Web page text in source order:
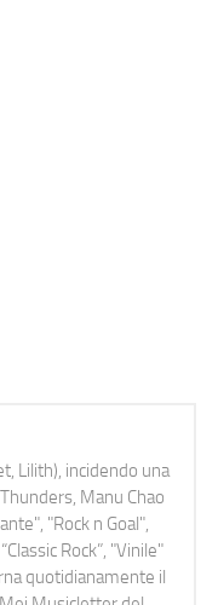
Lilith), incidendo una
Manu Chao
"Rock n Goal",
Rock”, "Vinile"
quotidianamente il